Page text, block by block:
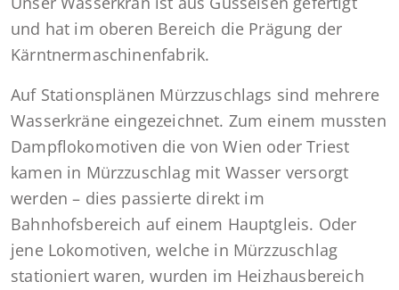
und hat im oberen Bereich die Prägung der
Kärntnermaschinenfabrik.
Auf Stationsplänen Mürzzuschlags sind mehrere
Wasserkräne eingezeichnet. Zum einem mussten
Dampflokomotiven die von Wien oder Triest
kamen in Mürzzuschlag mit Wasser versorgt
werden – dies passierte direkt im
Bahnhofsbereich auf einem Hauptgleis. Oder
jene Lokomotiven, welche in Mürzzuschlag
stationiert waren, wurden im Heizhausbereich